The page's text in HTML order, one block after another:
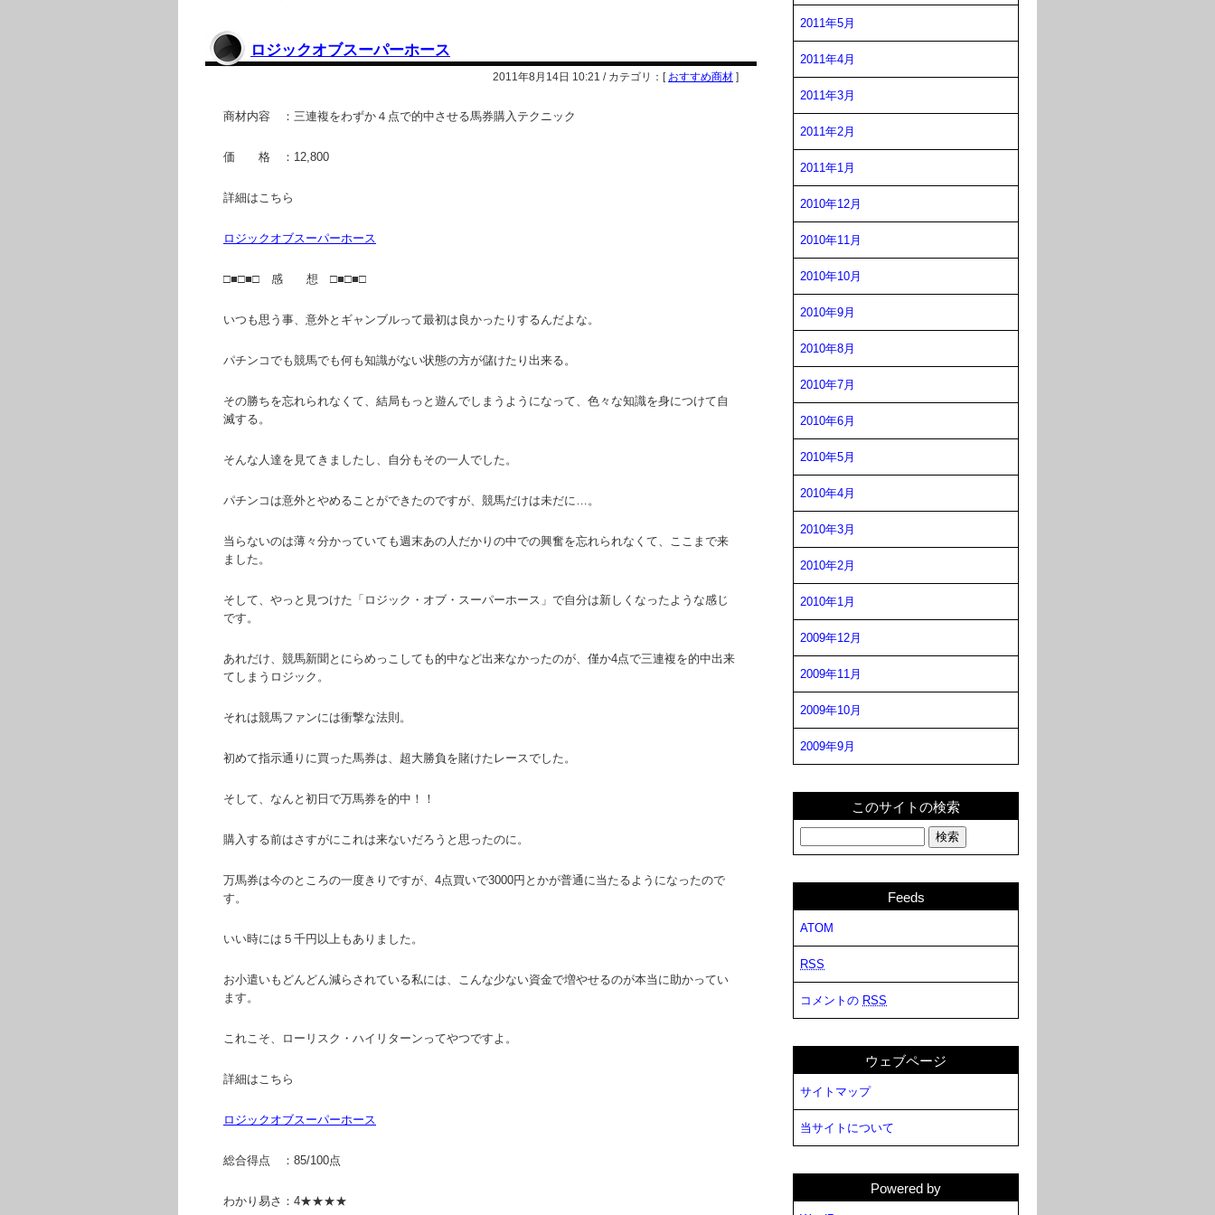
ロジックオブスーパーホース
2011年8月14日 10:21 / カテゴリ：[ おすすめ商材 ]
商材内容 ：三連複をわずか４点で的中させる馬券購入テクニック
価 格 ：12,800
詳細はこちら
ロジックオブスーパーホース
□■□■□ 感 想 □■□■□
いつも思う事、意外とギャンブルって最初は良かったりするんだよな。
パチンコでも競馬でも何も知識がない状態の方が儲けたり出来る。
その勝ちを忘れられなくて、結局もっと遊んでしまうようになって、色々な知識を身につけて自
滅する。
そんな人達を見てきましたし、自分もその一人でした。
パチンコは意外とやめることができたのですが、競馬だけは未だに…。
当らないのは薄々分かっていても週末あの人だかりの中での興奮を忘れられなくて、ここまで来
ました。
そして、やっと見つけた「ロジック・オブ・スーパーホース」で自分は新しくなったような感じ
です。
あれだけ、競馬新聞とにらめっこしても的中など出来なかったのが、僅か4点で三連複を的中出来
てしまうロジック。
それは競馬ファンには衝撃な法則。
初めて指示通りに買った馬券は、超大勝負を賭けたレースでした。
そして、なんと初日で万馬券を的中！！
購入する前はさすがにこれは来ないだろうと思ったのに。
万馬券は今のところの一度きりですが、4点買いで3000円とかが普通に当たるようになったので
す。
いい時には５千円以上もありました。
お小遣いもどんどん減らされている私には、こんな少ない資金で増やせるのが本当に助かってい
ます。
これこそ、ローリスク・ハイリターンってやつですよ。
詳細はこちら
ロジックオブスーパーホース
総合得点 ：85/100点
わかり易さ：4★★★★
2011年5月
2011年4月
2011年3月
2011年2月
2011年1月
2010年12月
2010年11月
2010年10月
2010年9月
2010年8月
2010年7月
2010年6月
2010年5月
2010年4月
2010年3月
2010年2月
2010年1月
2009年12月
2009年11月
2009年10月
2009年9月
このサイトの検索
Feeds
ATOM
RSS
コメントの RSS
ウェブページ
サイトマップ
当サイトについて
Powered by